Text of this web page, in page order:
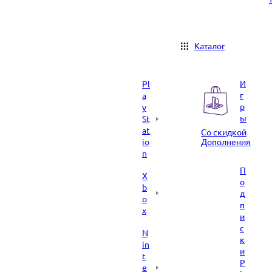
Каталог
Pl
a
y
St
at
io
n
X
b
o
x
N
in
t
e
И
г
р
ы
Со скидкой
Дополнения
П
о
д
п
и
с
к
и
P